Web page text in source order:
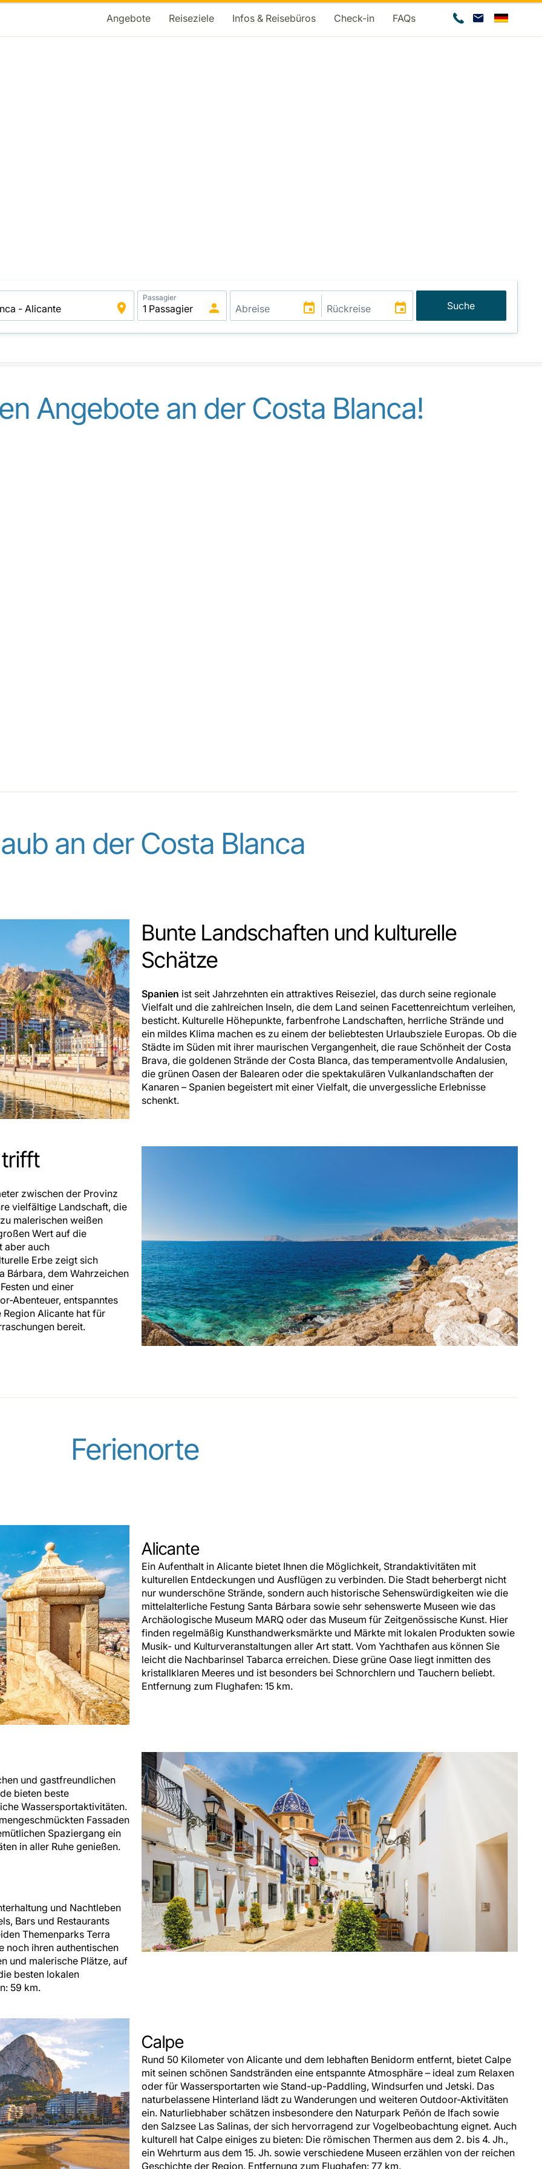
Angebote Reiseziele Infos & Reisebüros Check-in FAQs
Passagier
Suche
Angebote an der Costa Blanca!
an der Costa Blanca
Bunte Landschaften und kulturelle
Schätze
Spanien ist seit Jahrzehnten ein attraktives Reiseziel, das durch seine regionale
Vielfalt und die zahlreichen Inseln, die dem Land seinen Facettenreichtum verleihen,
besticht. Kulturelle Höhepunkte, farbenfrohe Landschaften, herrliche Strände und
ein mildes Klima machen es zu einem der beliebtesten Urlaubsziele Europas. Ob die
Städte im Süden mit ihrer maurischen Vergangenheit, die raue Schönheit der Costa
Brava, die goldenen Strände der Costa Blanca, das temperamentvolle Andalusien,
die grünen Oasen der Balearen oder die spektakulären Vulkanlandschaften der
Kanaren – Spanien begeistert mit einer Vielfalt, die unvergessliche Erlebnisse
schenkt.
zwischen der Provinz
vielfältige Landschaft, die
malerischen weißen
Wert auf die
aber auch
Erbe zeigt sich
Bárbara, dem Wahrzeichen
und einer
Abenteuer, entspanntes
Alicante hat für
bereit.
Ferienorte
Alicante
Ein Aufenthalt in Alicante bietet Ihnen die Möglichkeit, Strandaktivitäten mit
kulturellen Entdeckungen und Ausflügen zu verbinden. Die Stadt beherbergt nicht
nur wunderschöne Strände, sondern auch historische Sehenswürdigkeiten wie die
mittelalterliche Festung Santa Bárbara sowie sehr sehenswerte Museen wie das
Archäologische Museum MARQ oder das Museum für Zeitgenössische Kunst. Hier
finden regelmäßig Kunsthandwerksmärkte und Märkte mit lokalen Produkten sowie
Musik- und Kulturveranstaltungen aller Art statt. Vom Yachthafen aus können Sie
leicht die Nachbarinsel Tabarca erreichen. Diese grüne Oase liegt inmitten des
kristallklaren Meeres und ist besonders bei Schnorchlern und Tauchern beliebt.
Entfernung zum Flughafen: 15 km.
und gastfreundlichen
bieten beste
Wassersportaktivitäten.
Fassaden
Spaziergang ein
in aller Ruhe genießen.
und Nachtleben
Bars und Restaurants
Themenparks Terra
noch ihren authentischen
und malerische Plätze, auf
besten lokalen
59 km.
Calpe
Rund 50 Kilometer von Alicante und dem lebhaften Benidorm entfernt, bietet Calpe
mit seinen schönen Sandstränden eine entspannte Atmosphäre – ideal zum Relaxen
oder für Wassersportarten wie Stand-up-Paddling, Windsurfen und Jetski. Das
naturbelassene Hinterland lädt zu Wanderungen und weiteren Outdoor-Aktivitäten
ein. Naturliebhaber schätzen insbesondere den Naturpark Peñón de Ifach sowie
den Salzsee Las Salinas, der sich hervorragend zur Vogelbeobachtung eignet. Auch
kulturell hat Calpe einiges zu bieten: Die römischen Thermen aus dem 2. bis 4. Jh.,
ein Wehrturm aus dem 15. Jh. sowie verschiedene Museen erzählen von der reichen
Geschichte der Region. Entfernung zum Flughafen: 77 km.